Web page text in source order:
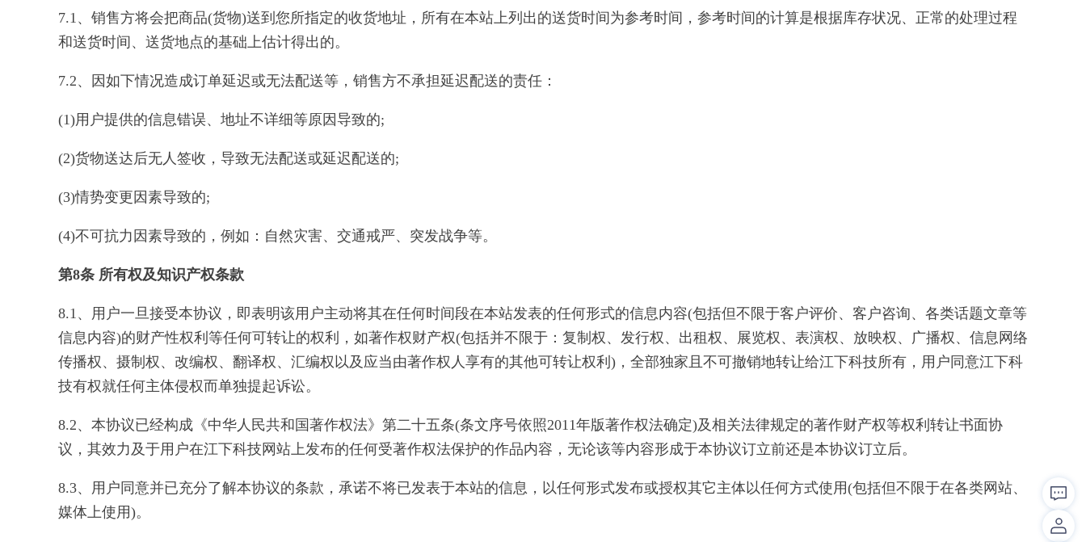
7.1、销售方将会把商品(货物)送到您所指定的收货地址，所有在本站上列出的送货时间为参考时间，参考时间的计算是根据库存状况、正常的处理过程
和送货时间、送货地点的基础上估计得出的。
7.2、因如下情况造成订单延迟或无法配送等，销售方不承担延迟配送的责任：
(1)用户提供的信息错误、地址不详细等原因导致的;
(2)货物送达后无人签收，导致无法配送或延迟配送的;
(3)情势变更因素导致的;
(4)不可抗力因素导致的，例如：自然灾害、交通戒严、突发战争等。
第8条 所有权及知识产权条款
8.1、用户一旦接受本协议，即表明该用户主动将其在任何时间段在本站发表的任何形式的信息内容(包括但不限于客户评价、客户咨询、各类话题文章等
信息内容)的财产性权利等任何可转让的权利，如著作权财产权(包括并不限于：复制权、发行权、出租权、展览权、表演权、放映权、广播权、信息网络
传播权、摄制权、改编权、翻译权、汇编权以及应当由著作权人享有的其他可转让权利)，全部独家且不可撤销地转让给江下科技所有，用户同意江下科
技有权就任何主体侵权而单独提起诉讼。
8.2、本协议已经构成《中华人民共和国著作权法》第二十五条(条文序号依照2011年版著作权法确定)及相关法律规定的著作财产权等权利转让书面协
议，其效力及于用户在江下科技网站上发布的任何受著作权法保护的作品内容，无论该等内容形成于本协议订立前还是本协议订立后。
8.3、用户同意并已充分了解本协议的条款，承诺不将已发表于本站的信息，以任何形式发布或授权其它主体以任何方式使用(包括但不限于在各类网站、
媒体上使用)。